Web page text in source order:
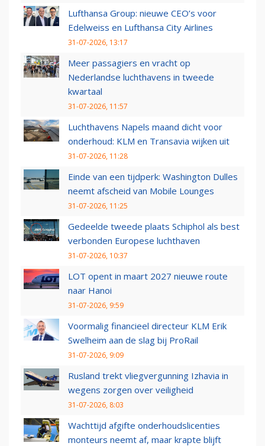
Lufthansa Group: nieuwe CEO’s voor
Edelweiss en Lufthansa City Airlines
31-07-2026, 13:17
Meer passagiers en vracht op
Nederlandse luchthavens in tweede
kwartaal
31-07-2026, 11:57
Luchthavens Napels maand dicht voor
onderhoud: KLM en Transavia wijken uit
31-07-2026, 11:28
Einde van een tijdperk: Washington Dulles
neemt afscheid van Mobile Lounges
31-07-2026, 11:25
Gedeelde tweede plaats Schiphol als best
verbonden Europese luchthaven
31-07-2026, 10:37
LOT opent in maart 2027 nieuwe route
naar Hanoi
31-07-2026, 9:59
Voormalig financieel directeur KLM Erik
Swelheim aan de slag bij ProRail
31-07-2026, 9:09
Rusland trekt vliegvergunning Izhavia in
wegens zorgen over veiligheid
31-07-2026, 8:03
Wachttijd afgifte onderhoudslicenties
monteurs neemt af, maar krapte blijft